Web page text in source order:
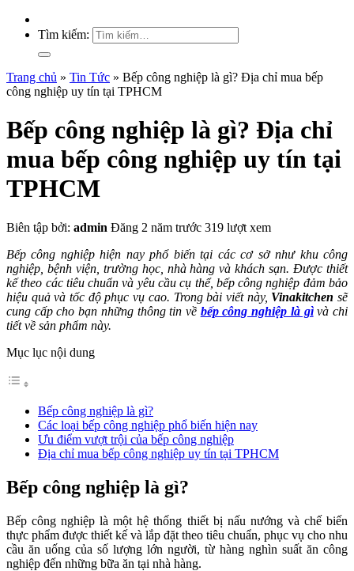
Tìm kiếm:
Trang chủ » Tin Tức » Bếp công nghiệp là gì? Địa chỉ mua bếp
công nghiệp uy tín tại TPHCM
Bếp công nghiệp là gì? Địa chỉ
mua bếp công nghiệp uy tín tại
TPHCM
Biên tập bởi: admin Đăng 2 năm trước 319 lượt xem
Bếp công nghiệp hiện nay phổ biến tại các cơ sở như khu công
nghiệp, bệnh viện, trường học, nhà hàng và khách sạn. Được thiết
kế theo các tiêu chuẩn và yêu cầu cụ thể, bếp công nghiệp đảm bảo
hiệu quả và tốc độ phục vụ cao. Trong bài viết này, Vinakitchen sẽ
cung cấp cho bạn những thông tin về bếp công nghiệp là gìvà chi
tiết về sản phẩm này.
Mục lục nội dung
Bếp công nghiệp là gì?
Các loại bếp công nghiệp phổ biến hiện nay
Ưu điểm vượt trội của bếp công nghiệp
Địa chỉ mua bếp công nghiệp uy tín tại TPHCM
Bếp công nghiệp là gì?
Bếp công nghiệp là một hệ thống thiết bị nấu nướng và chế biến
thực phẩm được thiết kế và lắp đặt theo tiêu chuẩn, phục vụ cho nhu
cầu ăn uống của số lượng lớn người, từ hàng nghìn suất ăn công
nghiệp đến những bữa ăn tại nhà hàng.